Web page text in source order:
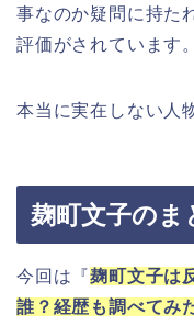
事なのか疑問に持た
評価がされています。
本当に実在しない人
麹町文子のま
今回は『麹町文子は
誰？経歴も調べてみ